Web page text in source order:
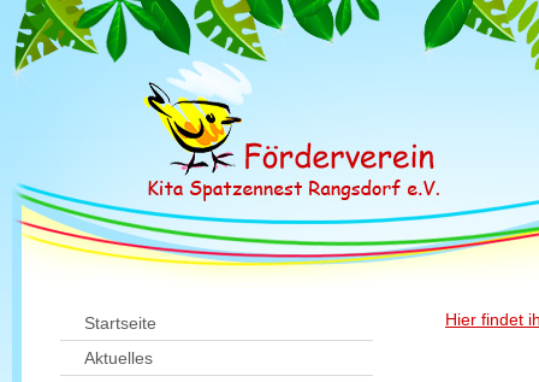
Startseite
Aktuelles
Hier findet